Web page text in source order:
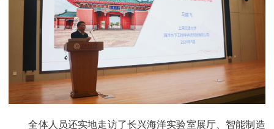
全体人员还实地走访了长兴海洋实验室展厅、智能制造